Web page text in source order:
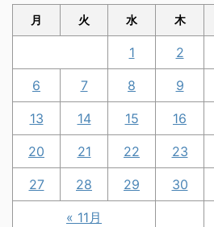
月 火 水 木
« 11月
1 2
6 7 8 9
13 14 15 16
20 21 22 23
27 28 29 30